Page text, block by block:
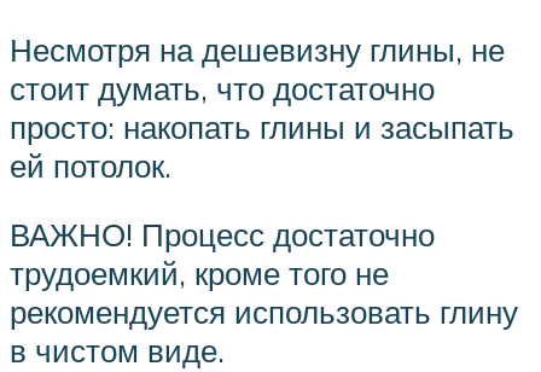
Несмотря на дешевизну глины, не
стоит думать, что достаточно
просто: накопать глины и засыпать
ей потолок.
ВАЖНО! Процесс достаточно
трудоемкий, кроме того не
рекомендуется использовать глину
в чистом виде.